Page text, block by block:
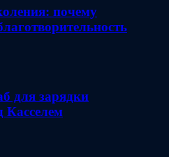
почему
для зарядки
Касселем